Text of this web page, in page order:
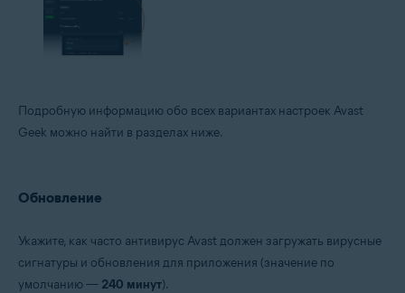
Подробную информацию обо всех вариантах настроек Avast
Geek можно найти в разделах ниже.
Обновление
Укажите, как часто антивирус Avast должен загружать вирусные
сигнатуры и обновления для приложения (значение по
умолчанию — 240 минут).